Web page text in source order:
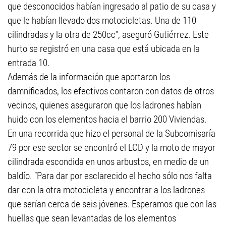
que desconocidos habían ingresado al patio de su casa y
que le habían llevado dos motocicletas. Una de 110
cilindradas y la otra de 250cc”, aseguró Gutiérrez. Este
hurto se registró en una casa que está ubicada en la
entrada 10.
Además de la información que aportaron los
damnificados, los efectivos contaron con datos de otros
vecinos, quienes aseguraron que los ladrones habían
huido con los elementos hacia el barrio 200 Viviendas.
En una recorrida que hizo el personal de la Subcomisaría
79 por ese sector se encontró el LCD y la moto de mayor
cilindrada escondida en unos arbustos, en medio de un
baldío. “Para dar por esclarecido el hecho sólo nos falta
dar con la otra motocicleta y encontrar a los ladrones
que serían cerca de seis jóvenes. Esperamos que con las
huellas que sean levantadas de los elementos